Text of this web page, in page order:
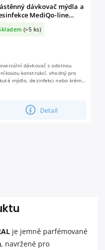
dávkovač mýdla a
MediQo-line
(>5 ks)
Detail
dávkovač s odolnou
konstrukcí, vhodný pro
mýdlo, dezinfekci nebo krém.
je jemně parfémované
, navržené pro